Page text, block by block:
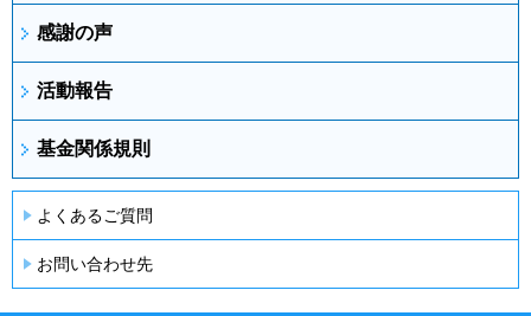
感謝の声
活動報告
基金関係規則
よくあるご質問
お問い合わせ先